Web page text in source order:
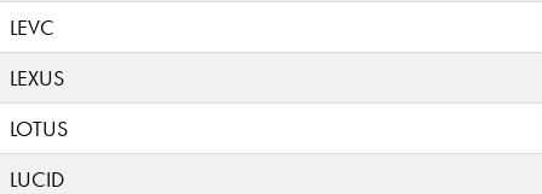
LEVC
LEXUS
LOTUS
LUCID